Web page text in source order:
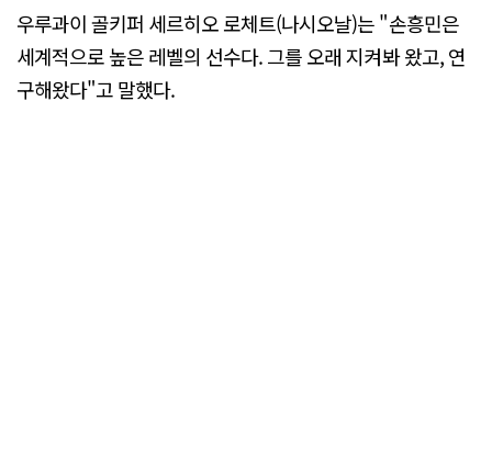
우루과이 골키퍼 세르히오 로체트(나시오날)는 "손흥민은
세계적으로 높은 레벨의 선수다. 그를 오래 지켜봐 왔고, 연
구해왔다"고 말했다.